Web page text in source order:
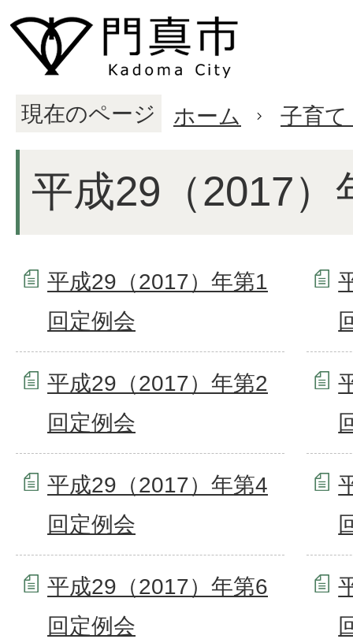
現在のページ ホーム 子育て
平成29（2017）
平成29（2017）年第1
回定例会
平成29（2017）年第2
回定例会
平成29（2017）年第4
回定例会
平成29（2017）年第6
回定例会